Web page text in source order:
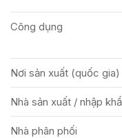
Công dụng
Nơi sản xuất (quốc gia)
Nhà sản xuất / nhập
Nhà phân phối